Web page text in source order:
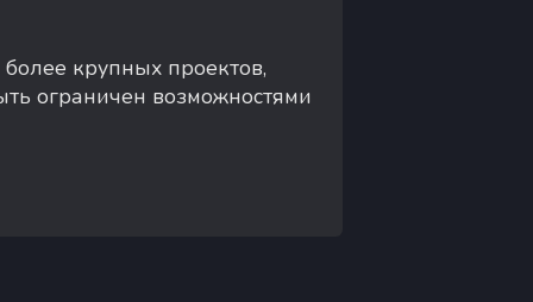
крупных проектов,
ограничен возможностями